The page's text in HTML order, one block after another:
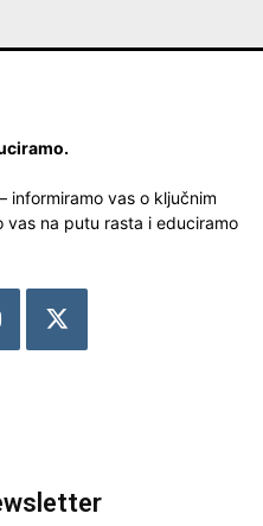
informiramo vas o ključnim
vas na putu rasta i educiramo